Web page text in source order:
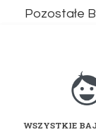
Pozostałe
WSZYSTKIE